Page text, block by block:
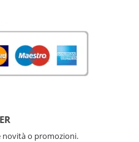
novità o promozioni.